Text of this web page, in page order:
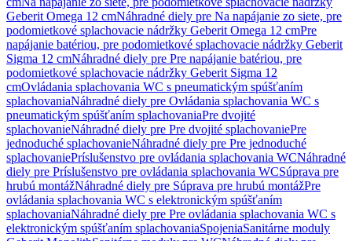
Geberit Omega 12 cmNáhradné diely pre Na napájanie zo siete, pre
podomietkové splachovacie nádržky Geberit Omega 12 cmPre
napájanie batériou, pre podomietkové splachovacie nádržky Geberit
Sigma 12 cmNáhradné diely pre Pre napájanie batériou, pre
podomietkové splachovacie nádržky Geberit Sigma 12
cmOvládania splachovania WC s pneumatickým spúšťaním
splachovaniaNáhradné diely pre Ovládania splachovania WC s
pneumatickým spúšťaním splachovaniaPre dvojité
splachovanieNáhradné diely pre Pre dvojité splachovaniePre
jednoduché splachovanieNáhradné diely pre Pre jednoduché
splachovaniePríslušenstvo pre ovládania splachovania WCNáhradné
diely pre Príslušenstvo pre ovládania splachovania WCSúprava pre
hrubú montážNáhradné diely pre Súprava pre hrubú montážPre
ovládania splachovania WC s elektronickým spúšťaním
splachovaniaNáhradné diely pre Pre ovládania splachovania WC s
elektronickým spúšťaním splachovaniaSpojeniaSanitárne moduly